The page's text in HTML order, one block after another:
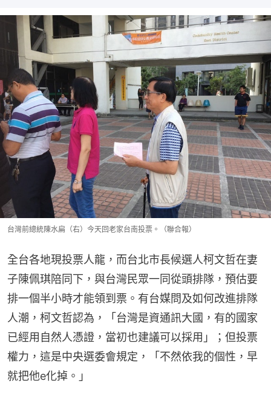
台灣前總統陳水扁（右）今天回老家台南投票。（聯合報）
全台各地現投票人龍，而台北市長候選人柯文哲在妻
子陳佩琪陪同下，與台灣民眾一同從頭排隊，預估要
排一個半小時才能領到票。有台媒問及如何改進排隊
人潮，柯文哲認為，「台灣是資通訊大國，有的國家
已經用自然人憑證，當初也建議可以採用」；但投票
權力，這是中央選委會規定，「不然依我的個性，早
就把他e化掉。」